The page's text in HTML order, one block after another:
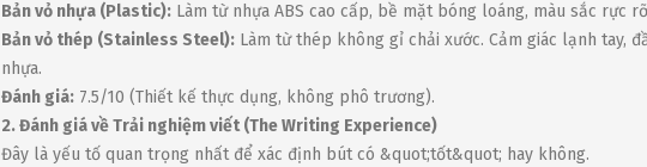
Bản vỏ nhựa (Plastic): Làm từ nhựa ABS cao cấp, bề mặt bóng loáng, màu sắc rực
Bản vỏ thép (Stainless Steel): Làm từ thép không gỉ chải xước. Cảm giác lạnh tay,
nhựa.
Đánh giá: 7.5/10 (Thiết kế thực dụng, không phô trương).
2. Đánh giá về Trải nghiệm viết (The Writing Experience)
Đây là yếu tố quan trọng nhất để xác định bút có &quot;tốt&quot; hay không.